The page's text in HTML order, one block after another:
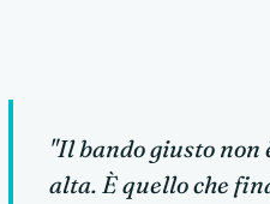
"Il bando giusto non
alta. È quello che